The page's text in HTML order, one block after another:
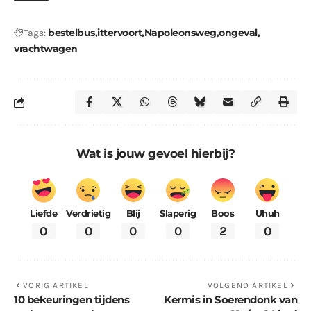
Tags: bestelbusittervoortNapoleonsweg ongeval
vrachtwagen
Wat is jouw gevoel hierbij?
Liefde
0
Verdrietig
0
Blij
0
Slaperig
0
Boos
2
Uhuh
0
VORIG ARTIKEL
10 bekeuringen tijdens
VOLGEND ARTIKEL
Kermis in Soerendonk van